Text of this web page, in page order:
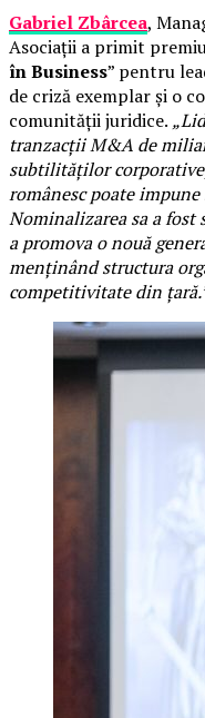
Gabriel Zbârcea,
Asociații a primit
în Business” pentru
de criză exemplar și o
comunității juridice.
tranzacții M&A de
subtilităților
românesc poate
Nominalizarea sa a fost
a promova o nouă
menținând structura
competitivitate din